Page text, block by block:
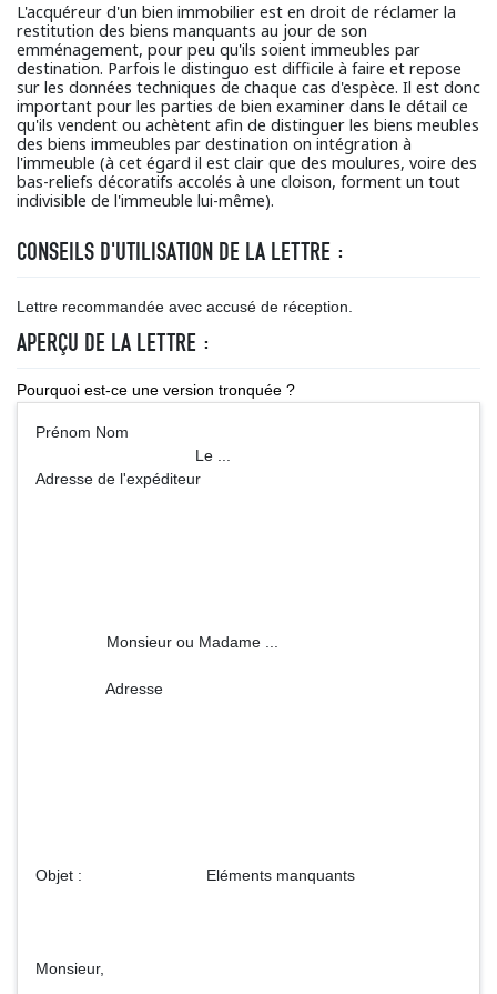
L'acquéreur d'un bien immobilier est en droit de réclamer la
restitution des biens manquants au jour de son
emménagement, pour peu qu'ils soient immeubles par
destination. Parfois le distinguo est difficile à faire et repose
sur les données techniques de chaque cas d'espèce. Il est donc
important pour les parties de bien examiner dans le détail ce
qu'ils vendent ou achètent afin de distinguer les biens meubles
des biens immeubles par destination on intégration à
l'immeuble (à cet égard il est clair que des moulures, voire des
bas-reliefs décoratifs accolés à une cloison, forment un tout
indivisible de l'immeuble lui-même).
CONSEILS D'UTILISATION DE LA LETTRE :
Lettre recommandée avec accusé de réception.
APERÇU DE LA LETTRE :
Pourquoi est-ce une version tronquée ?
Prénom Nom
Le ...
Adresse de l'expéditeur
Monsieur ou Madame ...
Adresse
Objet : Eléments manquants
Monsieur,